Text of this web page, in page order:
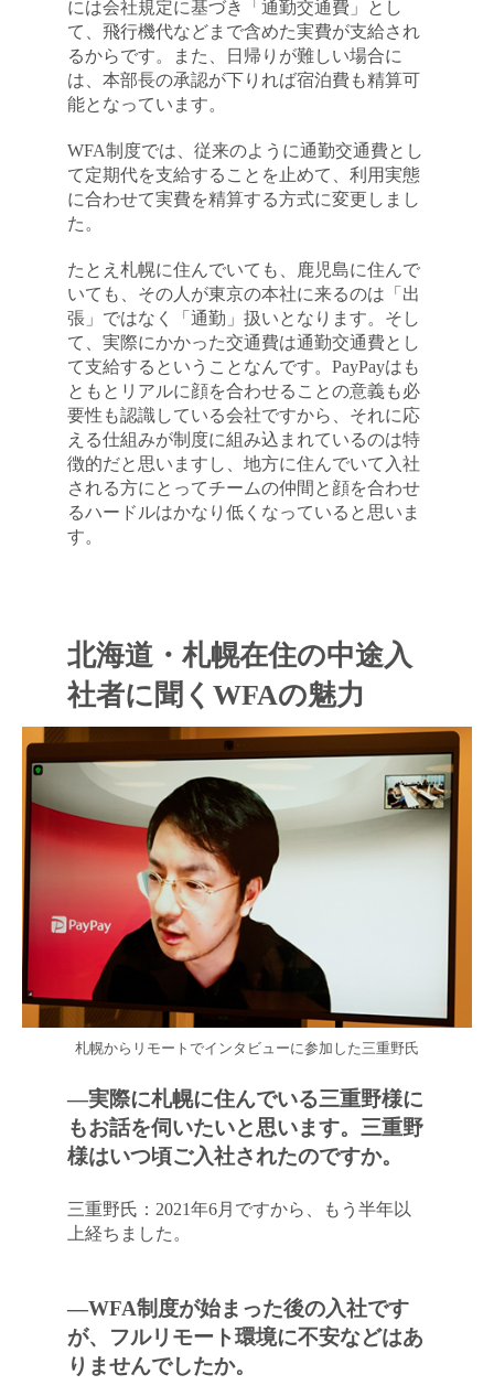
には会社規定に基づき「通勤交通費」とし
て、飛行機代などまで含めた実費が支給され
るからです。また、日帰りが難しい場合に
は、本部長の承認が下りれば宿泊費も精算可
能となっています。
WFA制度では、従来のように通勤交通費とし
て定期代を支給することを止めて、利用実態
に合わせて実費を精算する方式に変更しまし
た。
たとえ札幌に住んでいても、鹿児島に住んで
いても、その人が東京の本社に来るのは「出
張」ではなく「通勤」扱いとなります。そし
て、実際にかかった交通費は通勤交通費とし
て支給するということなんです。PayPayはも
ともとリアルに顔を合わせることの意義も必
要性も認識している会社ですから、それに応
える仕組みが制度に組み込まれているのは特
徴的だと思いますし、地方に住んでいて入社
される方にとってチームの仲間と顔を合わせ
るハードルはかなり低くなっていると思いま
す。
北海道・札幌在住の中途入
社者に聞くWFAの魅力
札幌からリモートでインタビューに参加した三重野氏
―実際に札幌に住んでいる三重野様に
もお話を伺いたいと思います。三重野
様はいつ頃ご入社されたのですか。
三重野氏：2021年6月ですから、もう半年以
上経ちました。
―WFA制度が始まった後の入社です
が、フルリモート環境に不安などはあ
りませんでしたか。